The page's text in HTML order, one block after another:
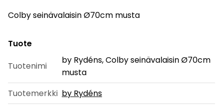
Colby seinävalaisin Ø70cm musta
Tuote
Tuotenimi
by Rydéns, Colby seinävalaisin Ø70cm
musta
Tuotemerkki by Rydéns